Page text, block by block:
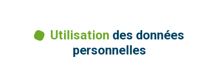
Utilisation des données
personnelles